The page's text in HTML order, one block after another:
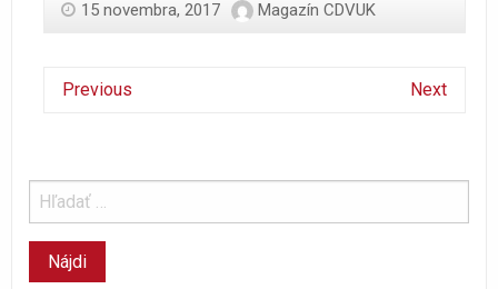
15 novembra, 2017 Magazín CDVUK
Previous Next